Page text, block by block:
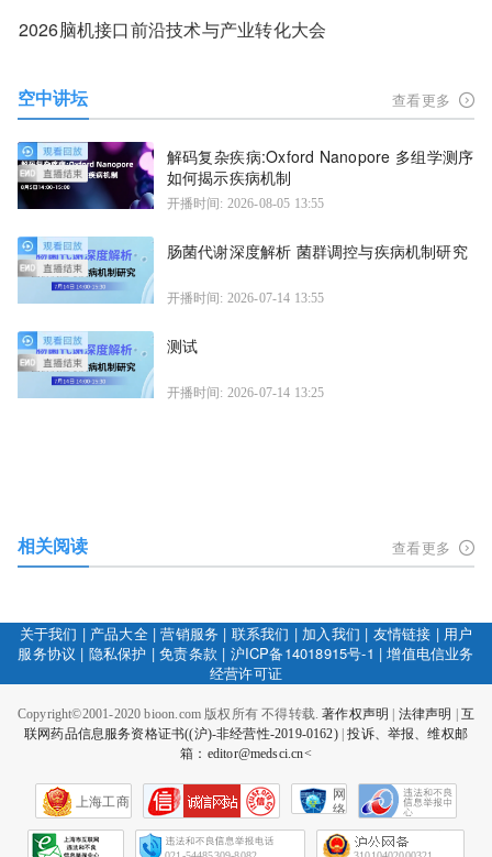
2026脑机接口前沿技术与产业转化大会
空中讲坛 查看更多
解码复杂疾病:Oxford Nanopore 多组学测序
如何揭示疾病机制
开播时间: 2026-08-05 13:55
肠菌代谢深度解析 菌群调控与疾病机制研究
开播时间: 2026-07-14 13:55
测试
开播时间: 2026-07-14 13:25
相关阅读 查看更多
关于我们 | 产品大全|营销服务 | 联系我们 | 加入我们 | 友情链接 | 用户
服务协议 | 隐私保护 |免责条款 | 沪ICP备14018915号-1 |增值电信业务
经营许可证
Copyright©2001-2020 bioon.com 版权所有 不得转载.著作权声明 法律声明
互
联网药品信息服务资格证书((沪)-非经营性-2019-0162)|投诉、举报、维权邮
箱：editor@medsci.cn<
上海工商
网
络
会